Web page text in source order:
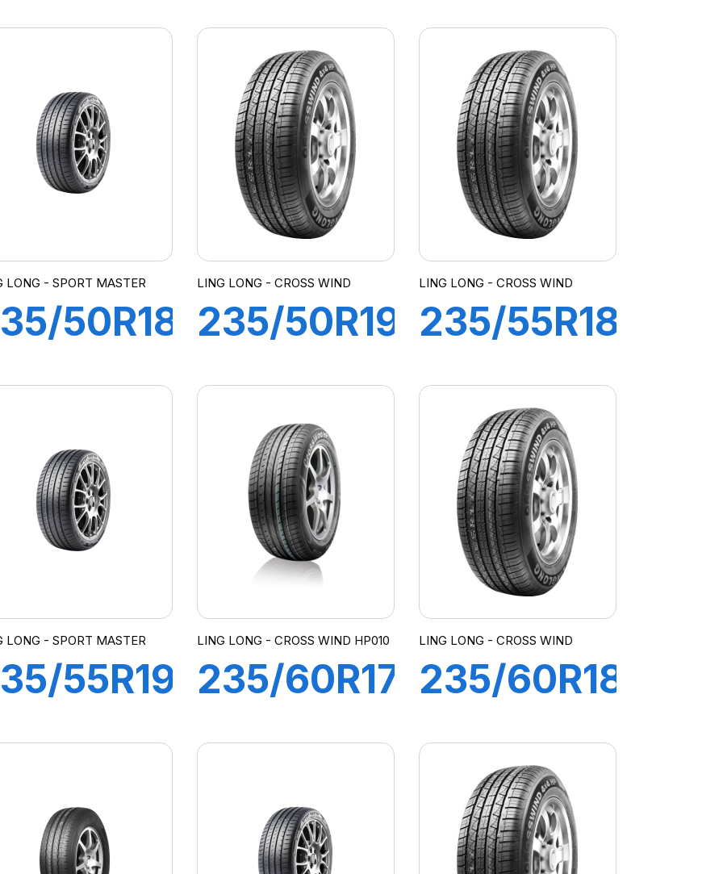
SPORT
MASTER
GREEN-
MAX
LONG - SPORT MASTER
50R18
LING LONG - CROSS WIND
235/50R19
CROSS
WIND 4X4
(HP)
LING LONG - CROSS WIND
235/55R18
CROSS
WIND 4X4
HP
LONG - SPORT MASTER
55R19
e
LING LONG - CROSS WIND HP010
235/60R17
WIND
(HP010)
LING LONG - CROSS WIND
235/60R18
CROSS
WIND 4X4